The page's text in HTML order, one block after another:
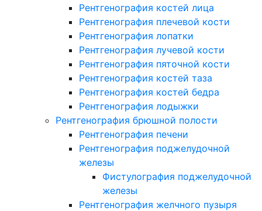
Рентгенография костей лица
Рентгенография плечевой кости
Рентгенография лопатки
Рентгенография лучевой кости
Рентгенография пяточной кости
Рентгенография костей таза
Рентгенография костей бедра
Рентгенография лодыжки
Рентгенография брюшной полости
Рентгенография печени
Рентгенография поджелудочной
железы
Фистулография поджелудочной
железы
Рентгенография желчного пузыря